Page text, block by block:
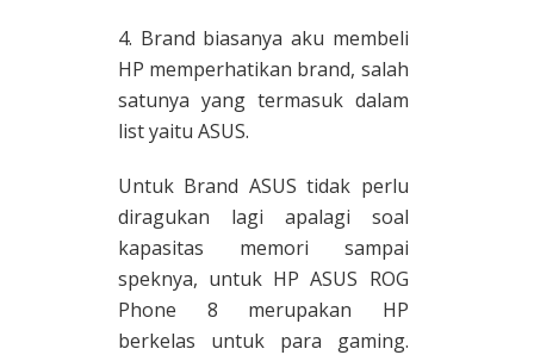
4. Brand biasanya aku membeli
HP memperhatikan brand, salah
satunya yang termasuk dalam
list yaitu ASUS.
Untuk Brand ASUS tidak perlu
diragukan lagi apalagi soal
kapasitas memori sampai
speknya, untuk HP ASUS ROG
Phone 8 merupakan HP
berkelas untuk para gaming.